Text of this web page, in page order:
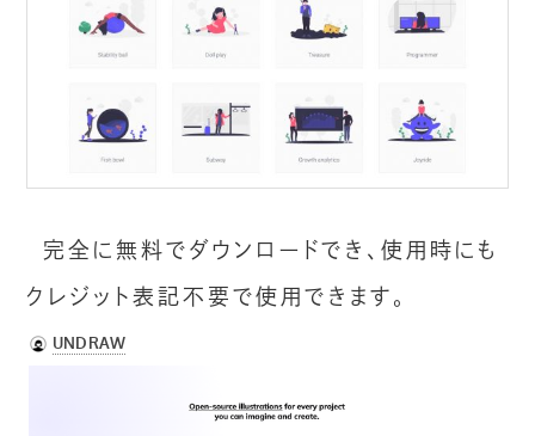
完全に無料でダウンロードでき、使用時にも
クレジット表記不要で使用できます。